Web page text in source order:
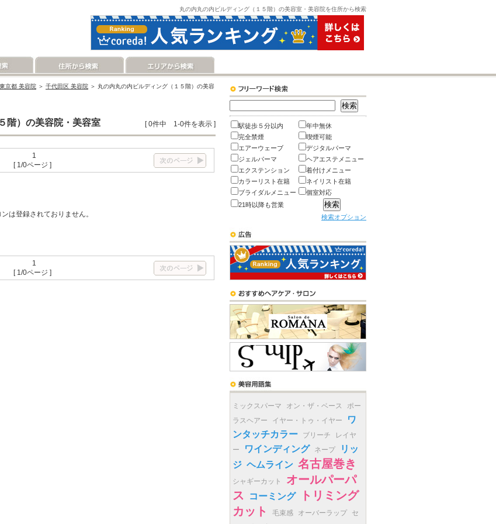
丸の内丸の内ビルディング（１５階）の美容室・美容院を住所から検索
東京都 美容院 ＞ 千代田区 美容院 ＞ 丸の内丸の内ビルディング（１５階）の美容
階）の美容院・美容室 [ 0件中 1-0件を表示 ]
1
[ 1/0ページ ]
は登録されておりません。
1
[ 1/0ページ ]
駅徒歩５分以内
年中無休
完全禁煙
喫煙可能
エアーウェーブ
デジタルパーマ
ジェルパーマ
ヘアエステメニュー
エクステンション
着付けメニュー
カラーリスト在籍
ネイリスト在籍
ブライダルメニュー
個室対応
21時以降も営業
検索オプション
ミックスパーマ オン・ザ・ベース
ポー
ラスヘアー
イヤー・トゥ・イヤー
ワ
ンタッチカラー
ブリーチ
レイヤ
ー
ワインディング ネープ
リッ
ジ ヘムライン 名古屋巻き
シャギーカット
オールパーパ
ス
コーミング
トリミング
カット
毛束感 オーバーラップ
セ